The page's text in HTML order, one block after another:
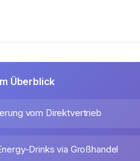
Überblick
vom Direktvertrieb
Drinks via Großhandel